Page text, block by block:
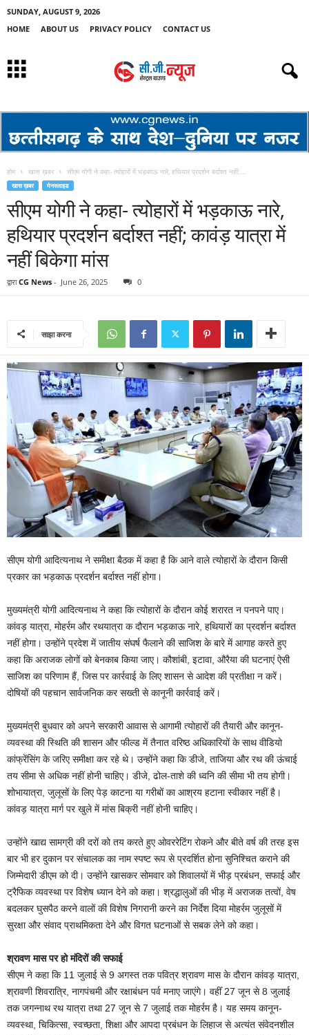
SUNDAY, AUGUST 9, 2026
HOME
ABOUT US PRIVACY POLICY CONTACT US
होम खास ख़बर सीएम योगी ने कहा- त्योहारों में भड़काऊ नारे, हथियार प्रदर्शन बर्दाश्त नहीं;...
खास ख़बर मेनस्लाइड
सीएम योगी ने कहा- त्योहारों में भड़काऊ नारे,
हथियार प्रदर्शन बर्दाश्त नहीं; कावंड़ यात्रा में
नहीं बिकेगा मांस
द्वारा CG News - June 26, 2025 0
साझा करना
सीएम योगी आदित्यनाथ ने समीक्षा बैठक में कहा है कि आने वाले त्योहारों के दौरान किसी
प्रकार का भड़काऊ प्रदर्शन बर्दाश्त नहीं होगा।
मुख्यमंत्री योगी आदित्यनाथ ने कहा कि त्योहारों के दौरान कोई शरारत न पनपने पाए।
कांवड़ यात्रा, मोहर्रम और रथयात्रा क दौरान भड़काऊ नारे, हथियारों का प्रदर्शन बर्दाश्त
नहीं होगा। उन्होंने प्रदेश में जातीय संघर्ष फैलाने की साजिश के बारे में आगाह करते हुए
कहा कि अराजक लोगों को बेनकाब किया जाए। कौशांबी, इटावा, औरैया की घटनाएं ऐसी
साजिश का परिणाम हैं, जिस पर कार्रवाई के लिए शासन से आदेश की प्रतीक्षा न करें।
दोषियों की पहचान सार्वजनिक कर सख्ती से कानूनी कार्रवाई करें।
मुख्यमंत्री बुधवार को अपने सरकारी आवास से आगामी त्योहारों की तैयारी और कानून-
व्यवस्था की स्थिति की शासन और फील्ड में तैनात वरिष्ठ अधिकारियों के साथ वीडियो
कांफ्रेंसिंग के जरिए समीक्षा कर रहे थे। उन्होंने कहा कि डीजे, ताजिया और रथ की ऊंचाई
तय सीमा से अधिक नहीं होनी चाहिए। डीजे, ढोल-ताशे की ध्वनि की सीमा भी तय होगी।
शोभायात्रा, जुलूसों के लिए पेड़ काटना या गरीबों का आश्रय हटाना स्वीकार नहीं है।
कांवड़ यात्रा मार्ग पर खुले में मांस बिक्री नहीं होनी चाहिए।
उन्होंने खाद्य सामग्री की दरों को तय करते हुए ओवररेटिंग रोकने और बीते वर्ष की तरह इस
बार भी हर दुकान पर संचालक का नाम स्पष्ट रूप से प्रदर्शित होना सुनिश्चित कराने की
जिम्मेदारी डीएम को दी। उन्होंने खासकर सोमवार को शिवालयों में भीड़ प्रबंधन, सफाई और
ट्रैफिक व्यवस्था पर विशेष ध्यान देने को कहा। श्रद्धालुओं की भीड़ में अराजक तत्वों, वेष
बदलकर घुसपैठ करने वालों की विशेष निगरानी करने का निर्देश दिया मोहर्रम जुलूसों में
सुरक्षा और संवाद प्राथमिकता देने और विगत घटनाओं से सबक लेने को कहा।
श्रावण मास पर हो मंदिरों की सफाई
सीएम ने कहा कि 11 जुलाई से 9 अगस्त तक पवित्र श्रावण मास के दौरान कांवड़ यात्रा,
श्रावणी शिवरात्रि, नागपंचमी और रक्षाबंधन पर्व मनाए जाएंगे। वहींं 27 जून से 8 जुलाई
तक जगन्नाथ रथ यात्रा तथा 27 जून से 7 जुलाई तक मोहर्रम है। यह समय कानून-
व्यवस्था, चिकित्सा, स्वच्छता, शिक्षा और आपदा प्रबंधन के लिहाज से अत्यंत संवेदनशील